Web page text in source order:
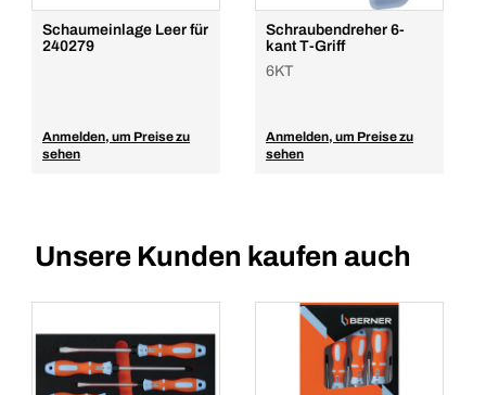
Schaumeinlage Leer für
240279
Anmelden, um Preise zu
sehen
Schraubendreher 6-
kant T-Griff
6KT
Anmelden, um Preise zu
sehen
Unsere Kunden kaufen auch